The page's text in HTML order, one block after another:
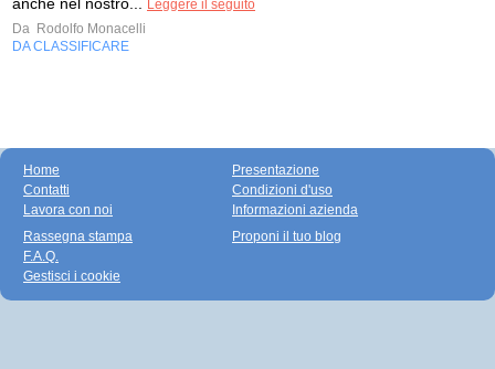
Leggere il seguito
Da Rodolfo Monacelli
DA CLASSIFICARE
Home
Contatti
Lavora con noi
Presentazione
Condizioni d'uso
Informazioni azienda
Rassegna stampa
F.A.Q.
Gestisci i cookie
Proponi il tuo blog